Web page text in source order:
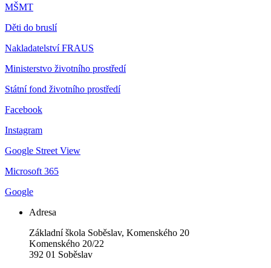
MŠMT
Děti do bruslí
Nakladatelství FRAUS
Ministerstvo životního prostředí
Státní fond životního prostředí
Facebook
Instagram
Google Street View
Microsoft 365
Google
Adresa
Základní škola Soběslav, Komenského 20
Komenského 20/22
392 01 Soběslav